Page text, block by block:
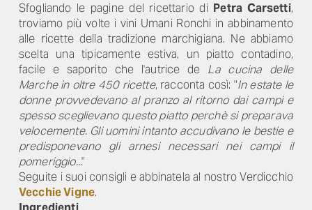
Sfogliando le pagine del ricettario di Petra Carsetti,
troviamo più volte i vini Umani Ronchi in abbinamento
alle ricette della tradizione marchigiana. Ne abbiamo
scelta una tipicamente estiva, un piatto contadino,
facile e saporito che l'autrice de La cucina delle
Marche in oltre 450 ricette, racconta così: "In estate le
donne provvedevano al pranzo al ritorno dai campi e
spesso sceglievano questo piatto perchè si preparava
velocemente. Gli uomini intanto accudivano le bestie e
predisponevano gli arnesi necessari nei campi il
pomeriggio..."
Seguite i suoi consigli e abbinatela al nostro Verdicchio
Vecchie Vigne.